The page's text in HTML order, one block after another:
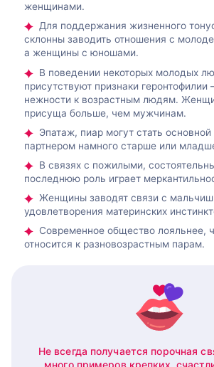
женщинами.
Для поддержания жизненного
склонны заводить отношения с
а женщины с юношами.
В поведении некоторых молодых
присутствуют признаки
нежности к возрастным людям.
присуща больше, чем мужчинам.
Эпатаж, пиар могут стать
партнером намного старше или
В связях с пожилыми,
последнюю роль играет
Женщины заводят связи с
удовлетворения материнских
Современное общество лояльнее,
относится к разновозрастным парам.
Не всегда получается порочная